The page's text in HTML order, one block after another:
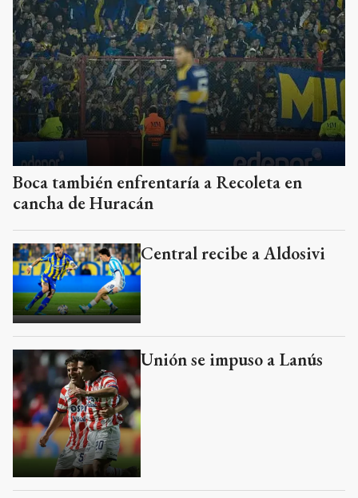
Boca también enfrentaría a Recoleta en
cancha de Huracán
Central recibe a Aldosivi